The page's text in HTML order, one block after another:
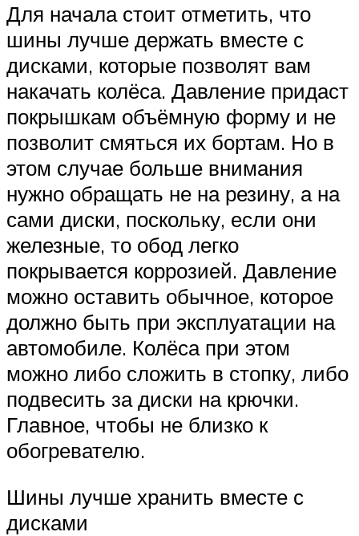
Для начала стоит отметить, что
шины лучше держать вместе с
дисками, которые позволят вам
накачать колёса. Давление придаст
покрышкам объёмную форму и не
позволит смяться их бортам. Но в
этом случае больше внимания
нужно обращать не на резину, а на
сами диски, поскольку, если они
железные, то обод легко
покрывается коррозией. Давление
можно оставить обычное, которое
должно быть при эксплуатации на
автомобиле. Колёса при этом
можно либо сложить в стопку, либо
подвесить за диски на крючки.
Главное, чтобы не близко к
обогревателю.
Шины лучше хранить вместе с
дисками